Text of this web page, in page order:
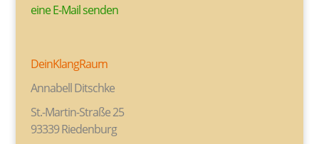
eine E-Mail senden
DeinKlangRaum
Annabell Ditschke
St.-Martin-Straße 25
93339 Riedenburg